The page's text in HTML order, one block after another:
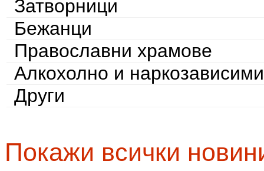
Затворници
Бежанци
Православни храмове
Алкохолно и наркозависими
Други
Покажи всички